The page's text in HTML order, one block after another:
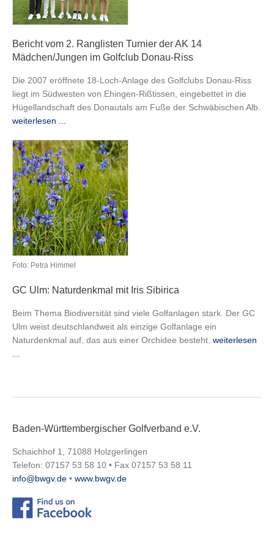
Bericht vom 2. Ranglisten Turnier der AK 14
Mädchen/Jungen im Golfclub Donau-Riss
Die 2007 eröffnete 18-Loch-Anlage des Golfclubs Donau-Riss
liegt im Südwesten von Ehingen-Rißtissen, eingebettet in die
Hügellandschaft des Donautals am Fuße der Schwäbischen Alb.
weiterlesen ...
Foto: Petra Himmel
GC Ulm: Naturdenkmal mit Iris Sibirica
Beim Thema Biodiversität sind viele Golfanlagen stark. Der GC
Ulm weist deutschlandweit als einzige Golfanlage ein
Naturdenkmal auf, das aus einer Orchidee besteht. weiterlesen
Baden-Württembergischer Golfverband e.V.
Schaichhof 1, 71088 Holzgerlingen
Telefon: 07157 53 58 10 • Fax 07157 53 58 11
info@bwgv.de • www.bwgv.de